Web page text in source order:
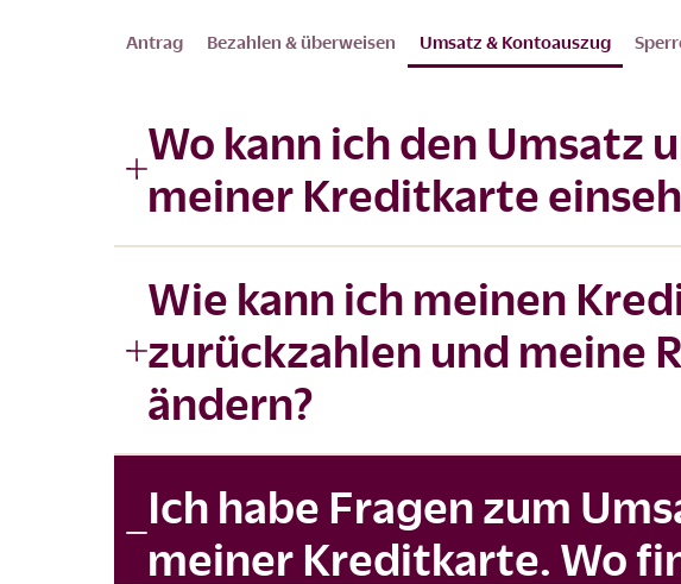
Antrag Bezahlen & überweisen Umsatz & Kontoauszug
Wo kann ich den Umsatz
meiner Kreditkarte
Wie kann ich meinen
zurückzahlen und meine
ändern?
Ich habe Fragen zum
meiner Kreditkarte. Wo